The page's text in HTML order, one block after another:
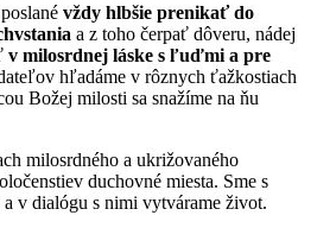
vždy hlbšie prenikať do
a z toho čerpať dôveru, nádej
v milosrdnej láske s ľuďmi a pre
hľadáme v rôznych ťažkostiach
Božej milosti sa snažíme na ňu
milosrdného a ukrižovaného
duchovné miesta. Sme s
v dialógu s nimi vytvárame život.